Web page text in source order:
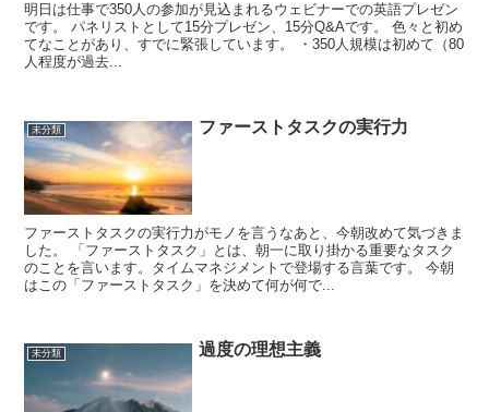
明日は仕事で350人の参加が見込まれるウェビナーでの英語プレゼン
です。 パネリストとして15分プレゼン、15分Q&Aです。 色々と初め
てなことがあり、すでに緊張しています。 ・350人規模は初めて（80
人程度が過去...
未分類 ファーストタスクの実行力
ファーストタスクの実行力がモノを言うなあと、今朝改めて気づきま
した。 「ファーストタスク」とは、朝一に取り掛かる重要なタスク
のことを言います。タイムマネジメントで登場する言葉です。 今朝
はこの「ファーストタスク」を決めて何が何で...
未分類 過度の理想主義